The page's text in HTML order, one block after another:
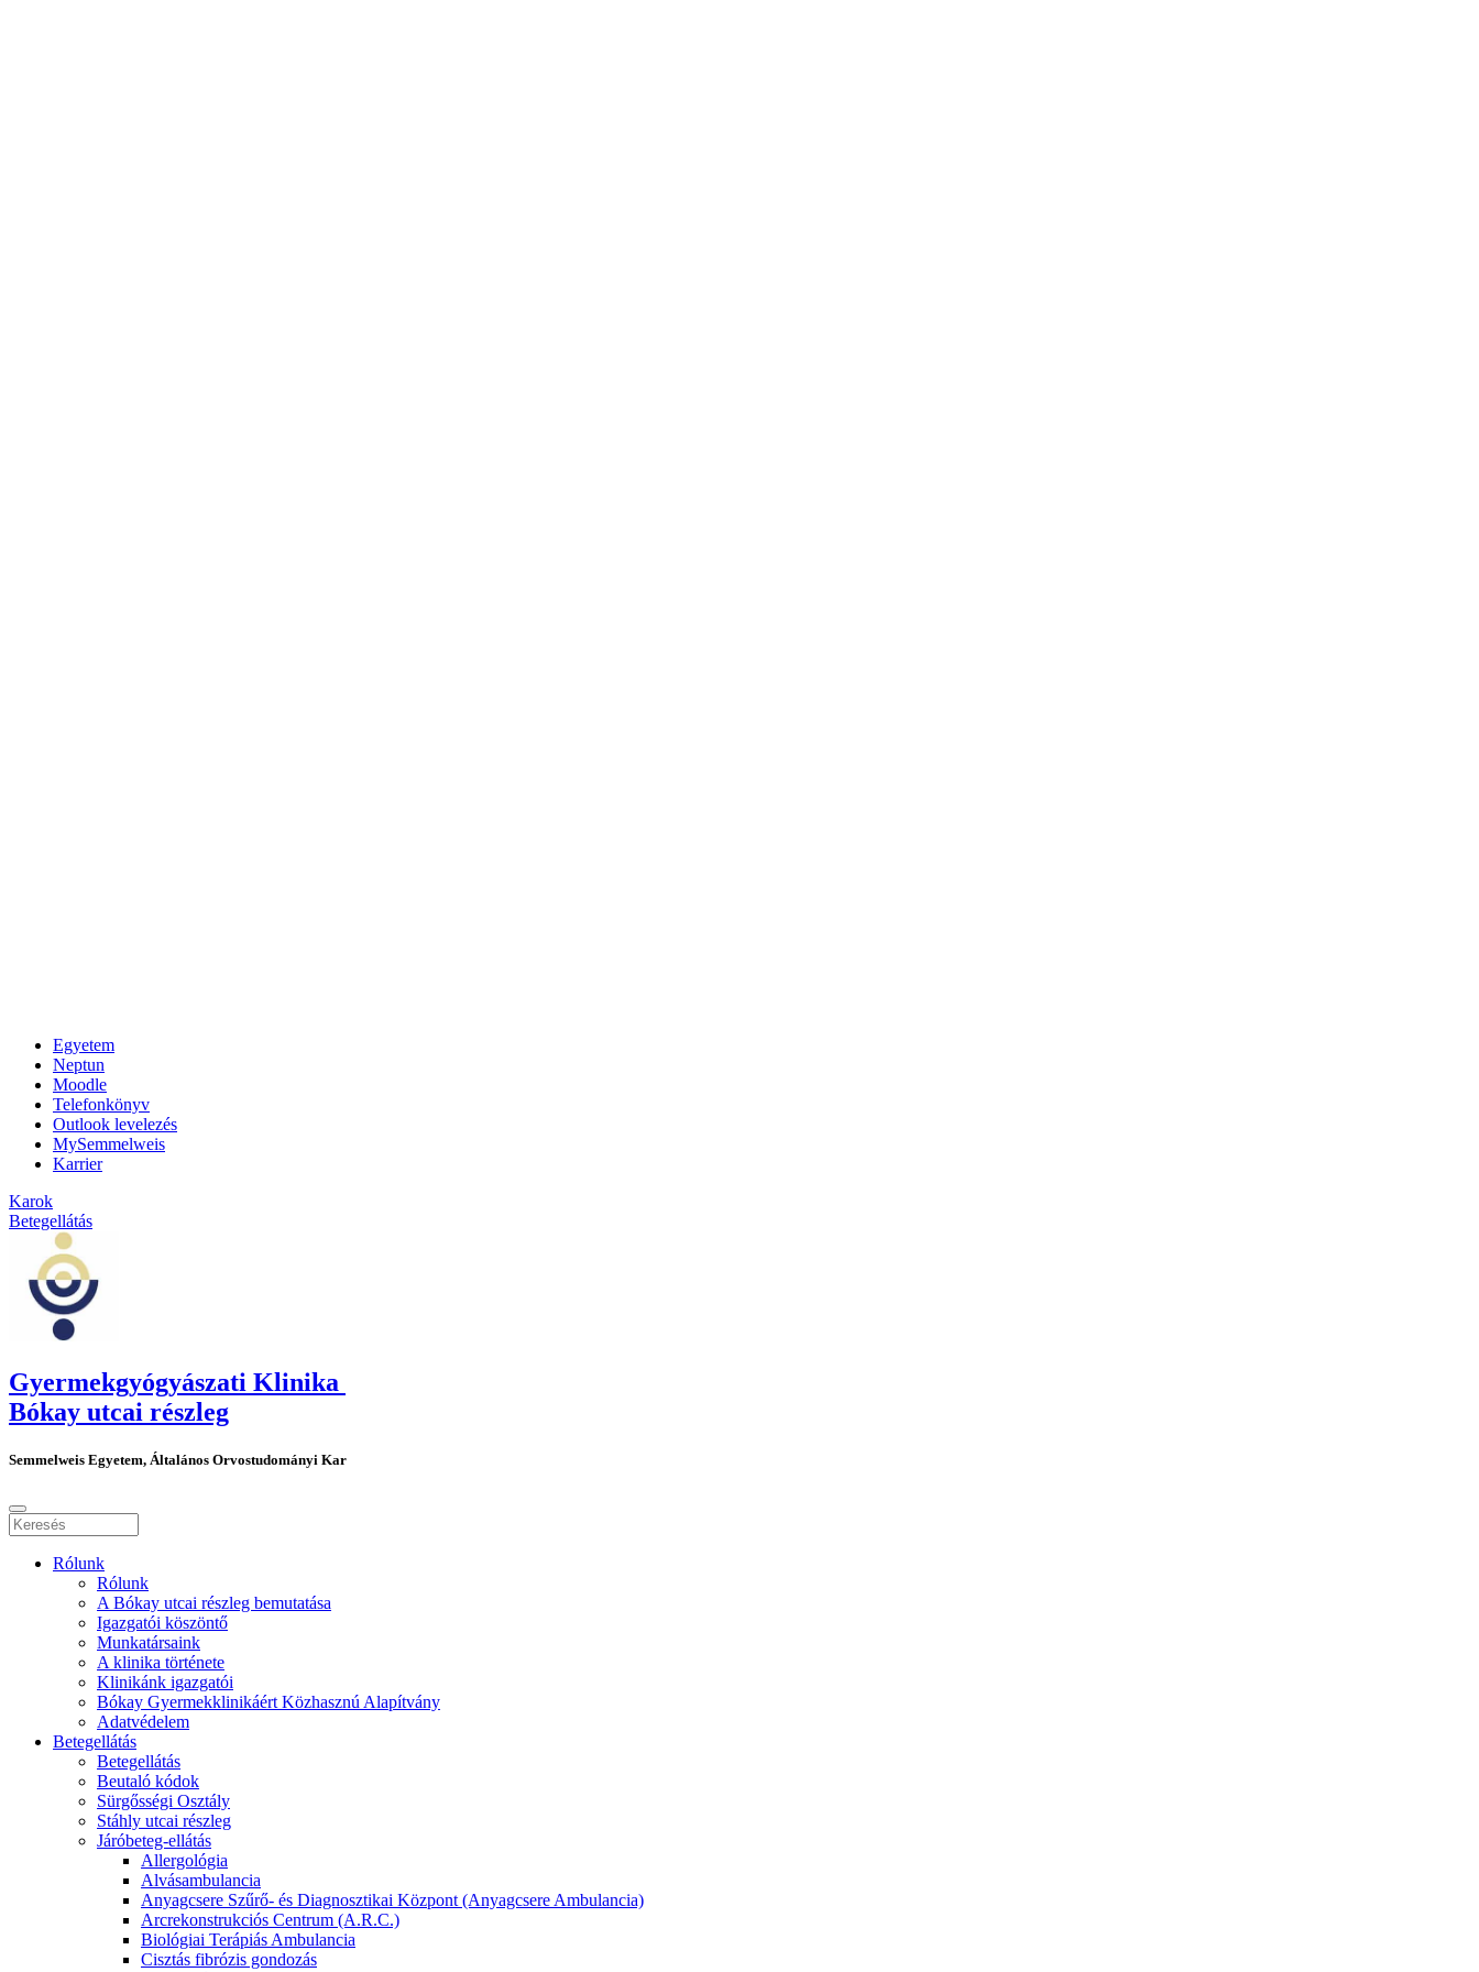
Egyetem
Neptun
Moodle
Telefonkönyv
Outlook levelezés
MySemmelweis
Karrier
Karok
Betegellátás
Gyermekgyógyászati Klinika
Bókay utcai részleg
Semmelweis Egyetem, Általános Orvostudományi Kar
Rólunk
Rólunk
A Bókay utcai részleg bemutatása
Igazgatói köszöntő
Munkatársaink
A klinika története
Klinikánk igazgatói
Bókay Gyermekklinikáért Közhasznú Alapítvány
Adatvédelem
Betegellátás
Betegellátás
Beutaló kódok
Sürgősségi Osztály
Stáhly utcai részleg
Járóbeteg-ellátás
Allergológia
Alvásambulancia
Anyagcsere Szűrő- és Diagnosztikai Központ (Anyagcsere Ambulancia)
Arcrekonstrukciós Centrum (A.R.C.)
Biológiai Terápiás Ambulancia
Cisztás fibrózis gondozás